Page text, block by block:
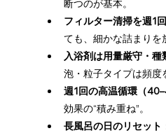
断つのが基本。
フィルター清掃を週1回
ても、細かな詰まりを
入浴剤は用量厳守・種
泡・粒子タイプは頻度
週1回の高温循環（
効果の“積み重ね”。
長風呂の日のリセット